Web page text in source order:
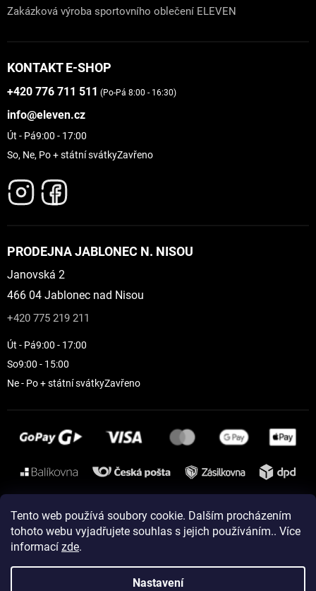
Tento web používá soubory cookie. Dalším procházením
tohoto webu vyjadřujete souhlas s jejich používáním.. Více
informací zde.
Nastavení
Zakázková výroba sportovního oblečení ELEVEN
KONTAKT E-SHOP
+420 776 711 511 (Po-Pá 8:00 - 16:30)
info@eleven.cz
Út - Pá9:00 - 17:00
So, Ne, Po + státní svátkyZavřeno
PRODEJNA JABLONEC N. NISOU
Janovská 2
466 04 Jablonec nad Nisou
+420 775 219 211
Út - Pá9:00 - 17:00
So9:00 - 15:00
Ne - Po + státní svátkyZavřeno
Instagram
Vytvořil Shoptet